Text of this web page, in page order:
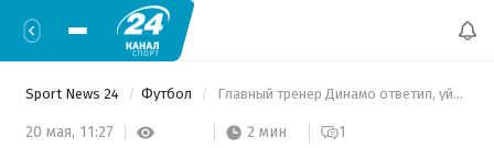
Sport News 24 Футбол Главный тренер Динамо ответил, уйдет ли в отставку
20 мая, 11:27 2 мин 1